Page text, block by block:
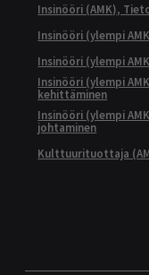
Insinööri (AMK),
Insinööri (ylempi
Insinööri (ylempi
Insinööri (ylempi
kehittäminen
Insinööri (ylempi
johtaminen
Kulttuurituottaja